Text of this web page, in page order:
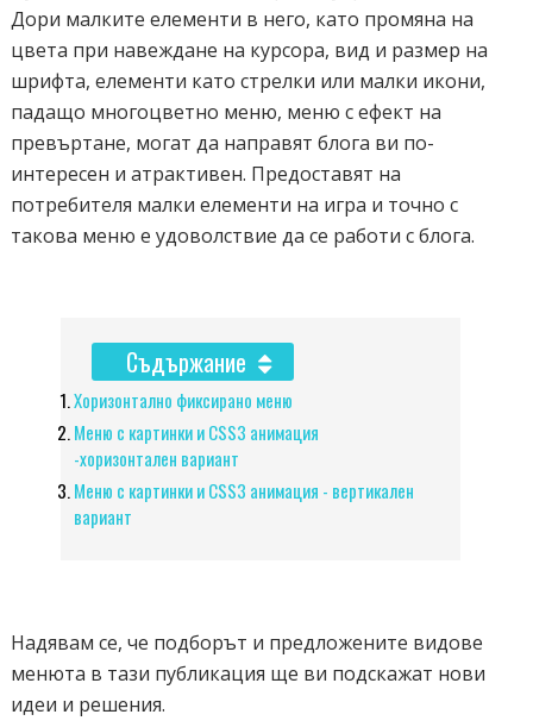
Дори малките елементи в него, като промяна на
цвета при навеждане на курсора, вид и размер на
шрифта, елементи като стрелки или малки икони,
падащо многоцветно меню, меню с ефект на
превъртане, могат да направят блога ви по-
интересен и атрактивен. Предоставят на
потребителя малки елементи на игра и точно с
такова меню е удоволствие да се работи с блога.
Съдържание
Хоризонтално фиксирано меню
Меню с картинки и CSS3 анимация
-хоризонтален вариант
Меню с картинки и CSS3 анимация - вертикален
вариант
Надявам се, че подборът и предложените видове
менюта в тази публикация ще ви подскажат нови
идеи и решения.